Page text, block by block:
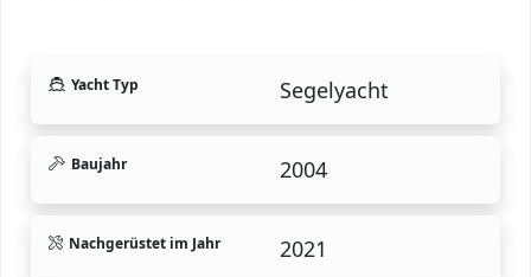
Yacht Typ Segelyacht
Baujahr 2004
Nachgerüstet im Jahr 2021